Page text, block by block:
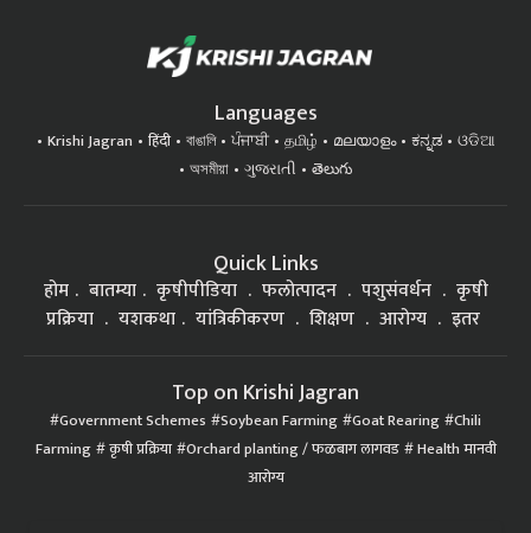
Languages
Krishi Jagran हिंदी বাঙালি ਪੰਜਾਬੀ தமிழ் മലയാളം ಕನ್ನಡ
ଓଡିଆ
অসমীয়া
ગુજરાતી తెలుగు
Quick Links
होम बातम्या कृषीपीडिया फलोत्पादन पशुसंवर्धन
कृषी
प्रक्रिया
यशकथा यांत्रिकीकरण शिक्षण आरोग्य इतर
Top on Krishi Jagran
Government Schemes Soybean Farming Goat Rearing Chili
Farming कृषी प्रक्रिया Orchard planting / फळबाग लागवड Health मानवी
आरोग्य